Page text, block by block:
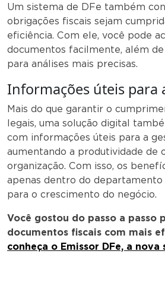
Um sistema de DFe também
obrigações fiscais sejam
eficiência. Com ele, você pode
documentos facilmente, além
para análises mais precisas.
Informações úteis para
Mais do que garantir o
legais, uma solução digital
com informações úteis para a
aumentando a produtividade de
organização. Com isso, os
apenas dentro do
para o crescimento do negócio.
Você gostou do passo a passo
documentos fiscais com mais
conheça o Emissor DFe, a